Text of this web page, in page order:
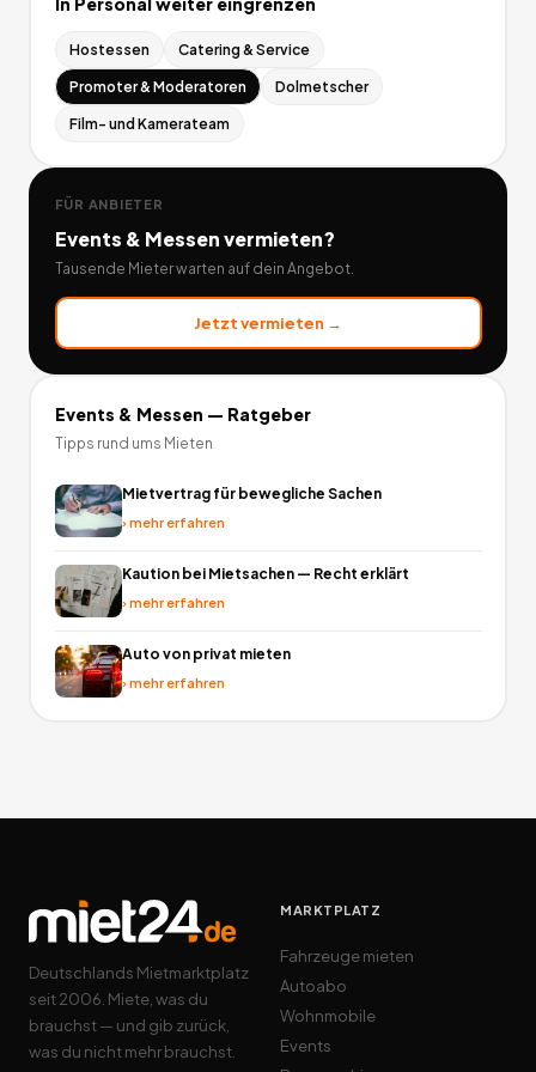
Hostessen Catering & Service
Promoter & Moderatoren Dolmetscher
Film- und Kamerateam
FÜR ANBIETER
Events & Messenvermieten?
Tausende Mieter warten auf dein Angebot.
Jetzt vermieten →
Events & Messen — Ratgeber
Tipps rund ums Mieten
Mietvertrag für bewegliche Sachen
›mehr erfahren
Kaution bei Mietsachen — Recht erklärt
›mehr erfahren
Auto von privat mieten
›mehr erfahren
Deutschlands Mietmarktplatz
seit 2006. Miete, was du
brauchst — und gib zurück,
was du nicht mehr brauchst.
MARKTPLATZ
Fahrzeuge mieten
Autoabo
Wohnmobile
Events